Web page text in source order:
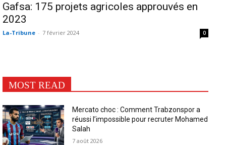
Gafsa: 175 projets agricoles approuvés en
2023
La-Tribune - 7 février 2024 0
MOST READ
Mercato choc : Comment Trabzonspor a
réussi l’impossible pour recruter Mohamed
Salah
7 août 2026